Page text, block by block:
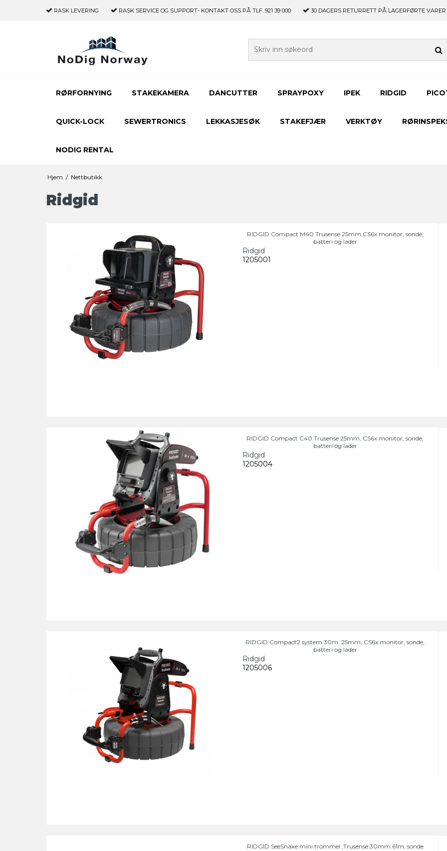
RASK LEVERING RASK SERVICE OG SUPPORT- KONTAKT OSS PÅ TLF. 921 39 000 30 DAGERS RETURRETT PÅ LAGERFØRTE VARER
RØRFORNYING STAKEKAMERA DANCUTTER SPRAYPOXY IPEK RIDGID
QUICK-LOCK SEWERTRONICS LEKKASJESØK STAKEFJÆR VERKTØY
NODIG RENTAL
Hjem / Nettbutikk
Ridgid
RIDGID Compact M40 Trusense 25mm,CS6x monitor, sonde,
batteri og lader
Ridgid
1205001
RIDGID Compact C40 Trusense 25mm, CS6x monitor, sonde,
batteri og lader
Ridgid
1205004
RIDGID Compact2 system 30m. 25mm, CS6x monitor, sonde,
batteri og lader
Ridgid
1205006
RIDGID SeeSnake mini trommel ,Trusense 30mm.61m, sonde